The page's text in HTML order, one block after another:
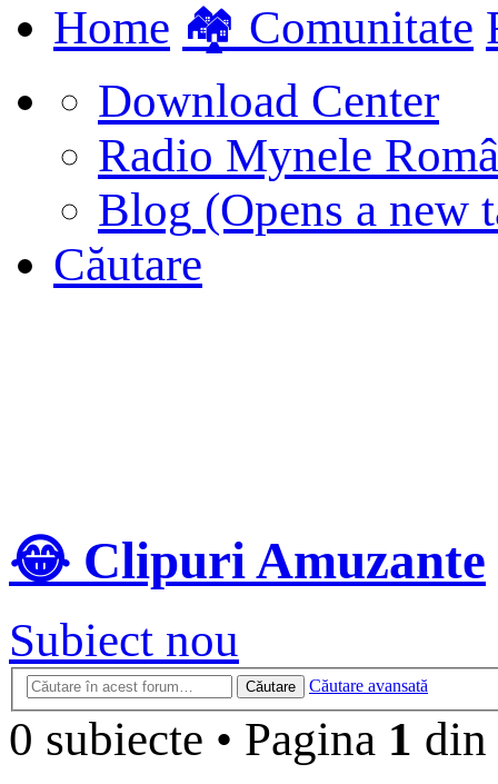
Home 🏘️ Comunitate
Download Center
Radio Mynele
Blog (Opens a new
Căutare
😂 Clipuri Amuzante
Subiect nou
Căutare Căutare avansată
0 subiecte • Pagina 1 din